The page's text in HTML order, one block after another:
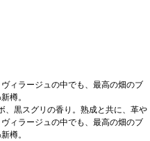
ィラージュの中でも、最高の畑のブ
新樽。
、黒スグリの香り。熟成と共に、革や
果実の風味。フルボディだがエレガ
ィラージュの中でも、最高の畑のブ
新樽。